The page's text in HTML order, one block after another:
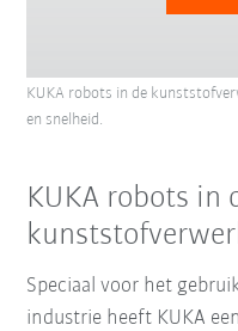
KUKA robots in de
en snelheid.
KUKA robots in
Speciaal voor het
industrie heeft KUKA